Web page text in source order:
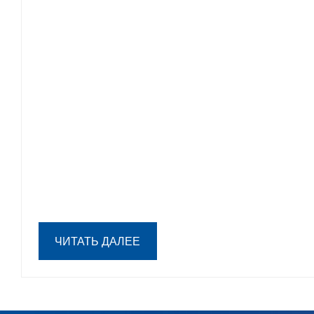
ЧИТАТЬ ДАЛЕЕ